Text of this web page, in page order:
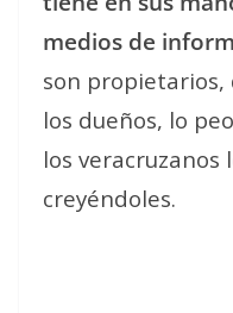
medios de
son propietarios,
los dueños, lo
los veracruzanos
creyéndoles.